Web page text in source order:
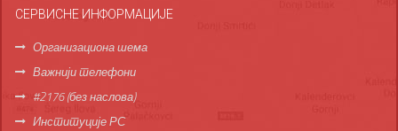
СЕРВИСНЕ ИНФОРМАЦИЈЕ
Организациона шема
Важнији телефони
#2176 (без наслова)
Институције РС